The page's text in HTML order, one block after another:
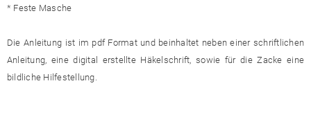
* Feste Masche
Die Anleitung ist im pdf Format und beinhaltet neben einer schriftlichen
Anleitung, eine digital erstellte Häkelschrift, sowie für die Zacke eine
bildliche Hilfestellung.